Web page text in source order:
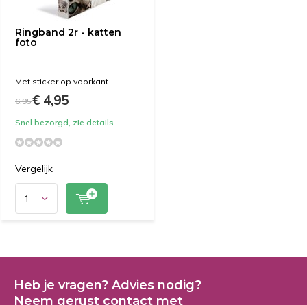
Ringband 2r - katten
foto
Met sticker op voorkant
6,95€ 4,95
Snel bezorgd, zie details
Vergelijk
Heb je vragen? Advies nodig?
Neem gerust contact met